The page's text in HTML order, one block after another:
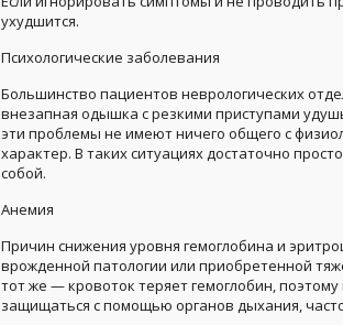
ухудшится.
Психологические заболевания
Большинство пациентов неврологических
внезапная одышка с резкими приступами
эти проблемы не имеют ничего общего с
характер. В таких ситуациях достаточно
собой.
Анемия
Причин снижения уровня гемоглобина и
врожденной патологии или приобретенной
тот же — кровоток теряет гемоглобин,
защищаться с помощью органов дыхания,